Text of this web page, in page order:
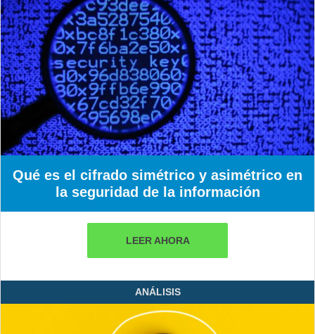
Qué es el cifrado simétrico y asimétrico en
la seguridad de la información
LEER AHORA
ANÁLISIS